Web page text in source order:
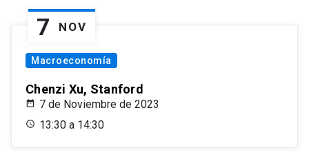
7 NOV
Macroeconomía
Chenzi Xu, Stanford
7 de Noviembre de 2023
13:30 a 14:30